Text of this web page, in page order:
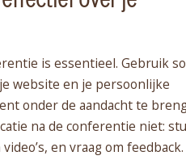
is essentieel. Gebruik
website en je persoonlijke
onder de aandacht te
na de conferentie niet:
en vraag om feedback.